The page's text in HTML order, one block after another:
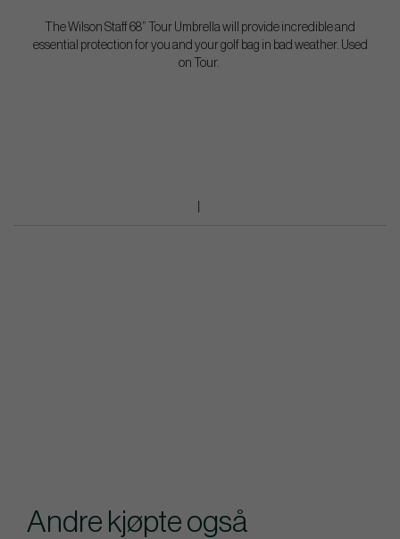
The Wilson Staff 68” Tour Umbrella will provide incredible and
essential protection for you and your golf bag in bad weather. Used
on Tour.
Andre kjøpte også